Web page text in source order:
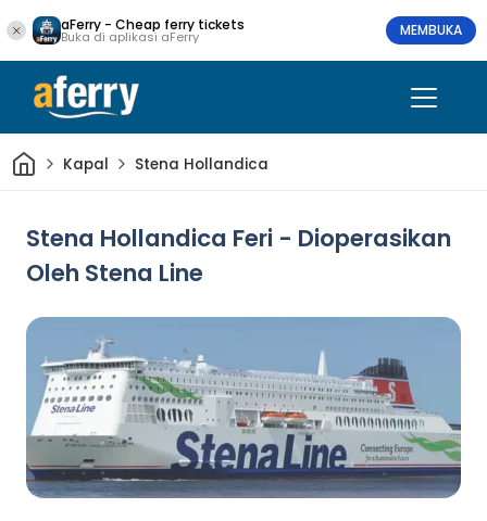
aFerry - Cheap ferry tickets
Buka di aplikasi aFerry MEMBUKA
Rumah
Kapal Stena Hollandica
Stena Hollandica Feri - Dioperasikan
Oleh Stena Line